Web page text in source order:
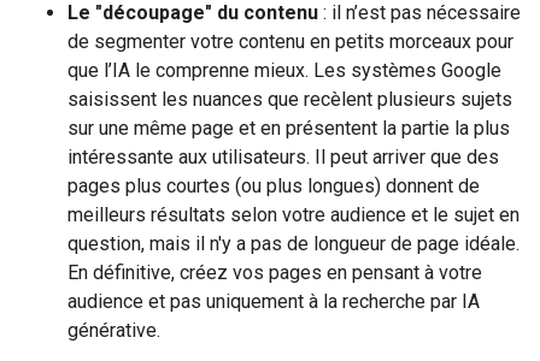
Le "découpage" du contenu : il n’est pas nécessaire
de segmenter votre contenu en petits morceaux pour
que l’IA le comprenne mieux. Les systèmes Google
saisissent les nuances que recèlent plusieurs sujets
sur une même page et en présentent la partie la plus
intéressante aux utilisateurs. Il peut arriver que des
pages plus courtes (ou plus longues) donnent de
meilleurs résultats selon votre audience et le sujet en
question, mais il n'y a pas de longueur de page idéale.
En définitive, créez vos pages en pensant à votre
audience et pas uniquement à la recherche par IA
générative.